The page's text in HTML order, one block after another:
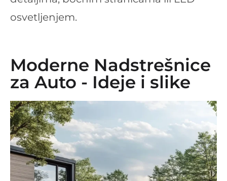
osvetljenjem.
Moderne Nadstrešnice
za Auto - Ideje i slike